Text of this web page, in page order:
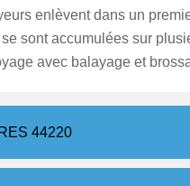
enlèvent dans un
sont accumulées sur
avec balayage et
44220